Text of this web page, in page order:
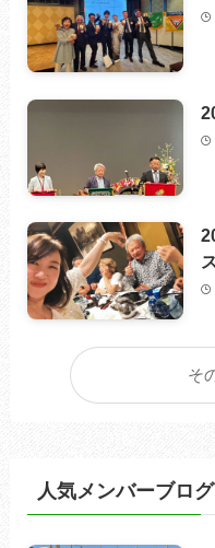
そ
人気メンバーブログ